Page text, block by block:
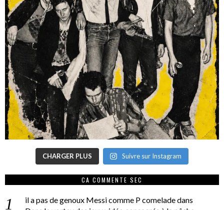
CHARGER PLUS Suivre sur Instagram
CA COMMENTE SEC
il a pas de genoux Messi comme P comeladedans